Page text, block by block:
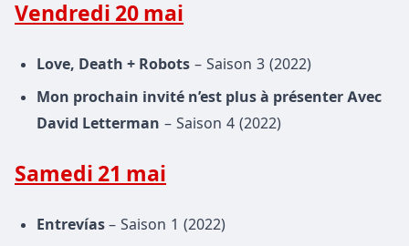
Vendredi 20 mai
Love, Death + Robots – Saison 3 (2022)
Mon prochain invité n’est plus à présenter Avec
David Letterman – Saison 4 (2022)
Samedi 21 mai
Entrevías – Saison 1 (2022)